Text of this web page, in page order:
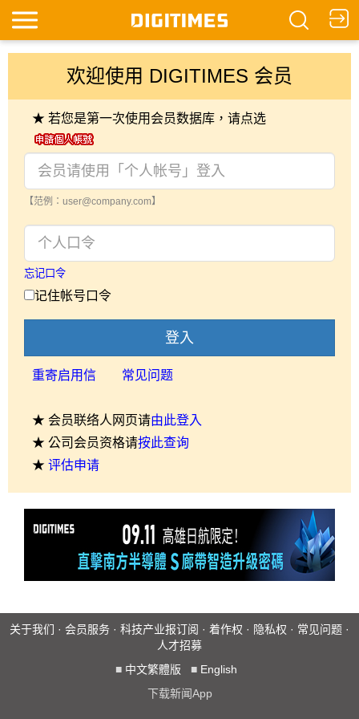
欢迎使用 DIGITIMES 会员
★ 若您是第一次使用会员数据库，请点选
【范例：user@company.com】
忘记口令
记住帐号口令
登入
重寄启用信 常见问题
★ 会员联络人网页请由此登入
★ 公司会员资格请按此查询
★ 评估申请
关于我们 · 会员服务 · 科技产业报订阅 · 着作权 · 隐私权 · 常见问题 ·
人才招募
■ 中文繁體版 ■ English
下载新闻App